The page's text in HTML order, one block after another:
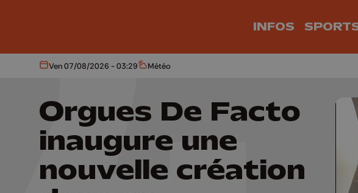
INFOS
Aujourd'hui
Ven 07/08/2026 - 03:29 Météo
Météo
Orgues De Facto
inaugure une
nouvelle création